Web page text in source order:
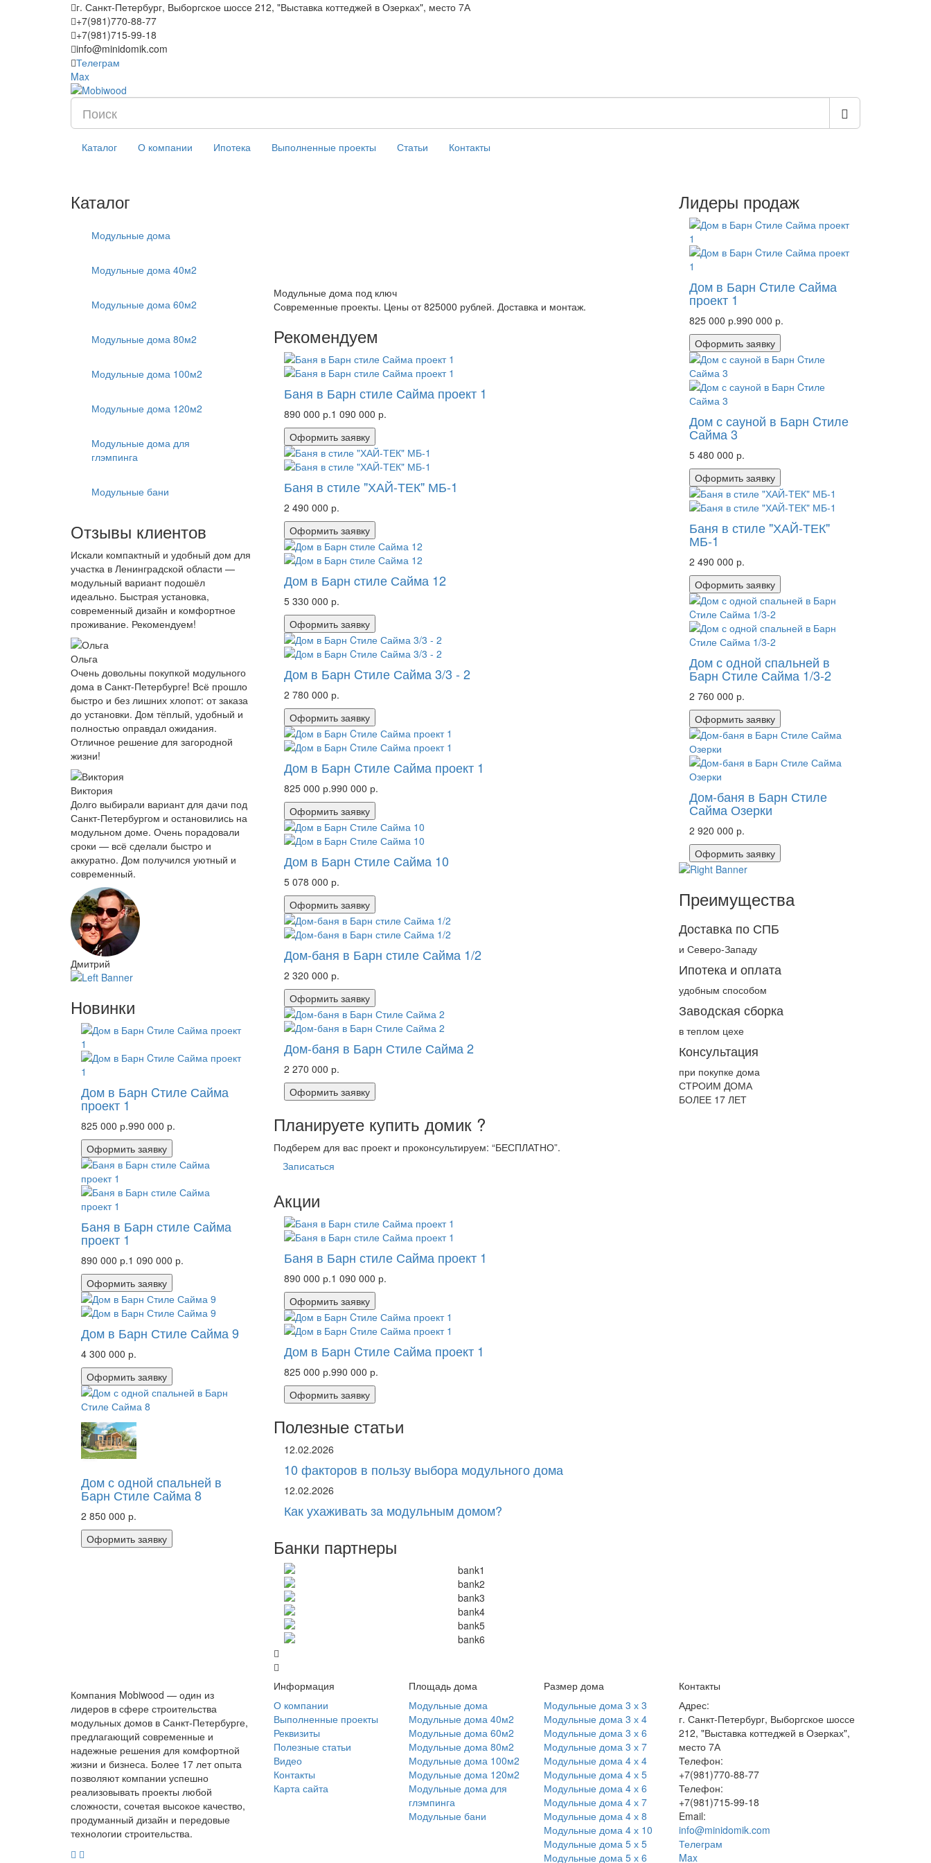
г. Санкт-Петербург, Выборгское шоссе 212, "Выставка коттеджей в Озерках", место 7А
+7(981)770-88-77
+7(981)715-99-18
info@minidomik.com
Телеграм
Max
Каталог О компании Ипотека Выполненные проекты Статьи Контакты
Каталог
Модульные дома
Модульные дома 40м2
Модульные дома 60м2
Модульные дома 80м2
Модульные дома 100м2
Модульные дома 120м2
Модульные дома для
глэмпинга
Модульные бани
Отзывы клиентов
Искали компактный и удобный дом для
участка в Ленинградской области —
модульный вариант подошёл
идеально. Быстрая установка,
современный дизайн и комфортное
проживание. Рекомендуем!
Ольга
Очень довольны покупкой модульного
дома в Санкт-Петербурге! Всё прошло
быстро и без лишних хлопот: от заказа
до установки. Дом тёплый, удобный и
полностью оправдал ожидания.
Отличное решение для загородной
жизни!
Виктория
Долго выбирали вариант для дачи под
Санкт-Петербургом и остановились на
модульном доме. Очень порадовали
сроки — всё сделали быстро и
аккуратно. Дом получился уютный и
современный.
Дмитрий
Новинки
Дом в Барн Cтиле Сайма
проект 1
825 000 р.990 000 р.
Оформить заявку
Баня в Барн стиле Сайма
проект 1
890 000 р.1 090 000 р.
Оформить заявку
Дом в Барн Стиле Сайма 9
4 300 000 р.
Оформить заявку
Дом с одной спальней в
Барн Стиле Сайма 8
2 850 000 р.
Оформить заявку
Модульные дома под ключ
Современные проекты. Цены от 825000 рублей. Доставка и монтаж.
Рекомендуем
Баня в Барн стиле Сайма проект 1
890 000 р.1 090 000 р.
Оформить заявку
Баня в стиле "ХАЙ-ТЕК" МБ-1
2 490 000 р.
Оформить заявку
Дом в Барн cтиле Сайма 12
5 330 000 р.
Оформить заявку
Дом в Барн Cтиле Сайма 3/3 - 2
2 780 000 р.
Оформить заявку
Дом в Барн Cтиле Сайма проект 1
825 000 р.990 000 р.
Оформить заявку
Дом в Барн Стиле Сайма 10
5 078 000 р.
Оформить заявку
Дом-баня в Барн стиле Сайма 1/2
2 320 000 р.
Оформить заявку
Дом-баня в Барн Стиле Сайма 2
2 270 000 р.
Оформить заявку
Планируете купить домик ?
Подберем для вас проект и проконсультируем: “БЕСПЛАТНО”.
Записаться
Акции
Баня в Барн стиле Сайма проект 1
890 000 р.1 090 000 р.
Оформить заявку
Дом в Барн Cтиле Сайма проект 1
825 000 р.990 000 р.
Оформить заявку
Полезные статьи
12.02.2026
10 факторов в пользу выбора модульного дома
12.02.2026
Как ухаживать за модульным домом?
Банки партнеры
Лидеры продаж
Дом в Барн Cтиле Сайма
проект 1
825 000 р.990 000 р.
Оформить заявку
Дом с сауной в Барн Cтиле
Сайма 3
5 480 000 р.
Оформить заявку
Баня в стиле "ХАЙ-ТЕК"
МБ-1
2 490 000 р.
Оформить заявку
Дом с одной спальней в
Барн Cтиле Сайма 1/3-2
2 760 000 р.
Оформить заявку
Дом-баня в Барн Стиле
Сайма Озерки
2 920 000 р.
Оформить заявку
Преимущества
Доставка по СПБ
и Северо-Западу
Ипотека и оплата
удобным способом
Заводская сборка
в теплом цехе
Консультация
при покупке дома
СТРОИМ ДОМА
БОЛЕЕ 17 ЛЕТ
Компания Mobiwood — один из
лидеров в сфере строительства
модульных домов в Санкт-Петербурге,
предлагающий современные и
надежные решения для комфортной
жизни и бизнеса. Более 17 лет опыта
позволяют компании успешно
реализовывать проекты любой
сложности, сочетая высокое качество,
продуманный дизайн и передовые
технологии строительства.
Информация
О компании
Выполненные проекты
Реквизиты
Полезные статьи
Видео
Контакты
Карта сайта
Площадь дома
Модульные дома
Модульные дома 40м2
Модульные дома 60м2
Модульные дома 80м2
Модульные дома 100м2
Модульные дома 120м2
Модульные дома для
глэмпинга
Модульные бани
Размер дома
Модульные дома 3 х 3
Модульные дома 3 х 4
Модульные дома 3 х 6
Модульные дома 3 х 7
Модульные дома 4 х 4
Модульные дома 4 х 5
Модульные дома 4 х 6
Модульные дома 4 х 7
Модульные дома 4 х 8
Модульные дома 4 х 10
Модульные дома 5 х 5
Модульные дома 5 х 6
Контакты
Адрес:
г. Санкт-Петербург, Выборгское шоссе
212, "Выставка коттеджей в Озерках",
место 7А
Телефон:
+7(981)770-88-77
Телефон:
+7(981)715-99-18
Email:
info@minidomik.com
Телеграм
Max